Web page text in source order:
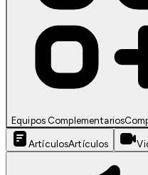
Equipos Complementarios
ArtículosArtículos